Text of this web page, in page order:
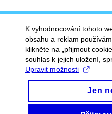
K vyhodnocování tohoto
obsahu a reklam
klikněte na „přijmout
souhlas k jejich uložení,
Upravit možnosti
Jen